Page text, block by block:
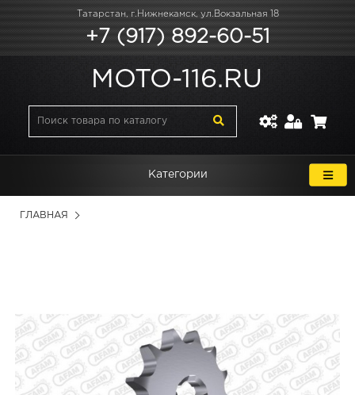
Татарстан, г.Нижнекамск, ул.Вокзальная 18
+7 (917) 892-60-51
MOTO-116.RU
Категории
ГЛАВНАЯ